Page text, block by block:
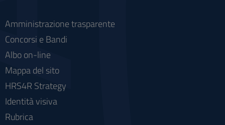
Amministrazione trasparente
Concorsi e Bandi
Albo on-line
Mappa del sito
HRS4R Strategy
Identità visiva
Rubrica